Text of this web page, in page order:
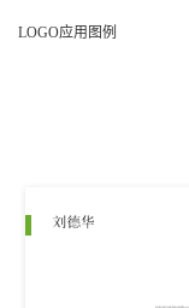
LOGO应用图例